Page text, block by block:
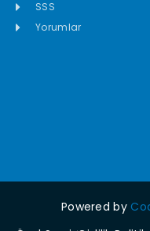
SSS
Yorumlar
Powered by